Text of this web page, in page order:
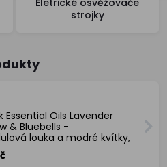
Eletrické osvěžovače
strojky
Essential Oils Lavender
& Bluebells -
louka a modré kvítky,
osvěžovač náhradní
ml